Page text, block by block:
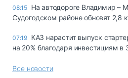
08:15 На автодороге Владимир –
Судогодском районе обновят 2,8
07:19 КАЗ нарастит выпуск
на 20% благодаря инвестициям в
Все новости